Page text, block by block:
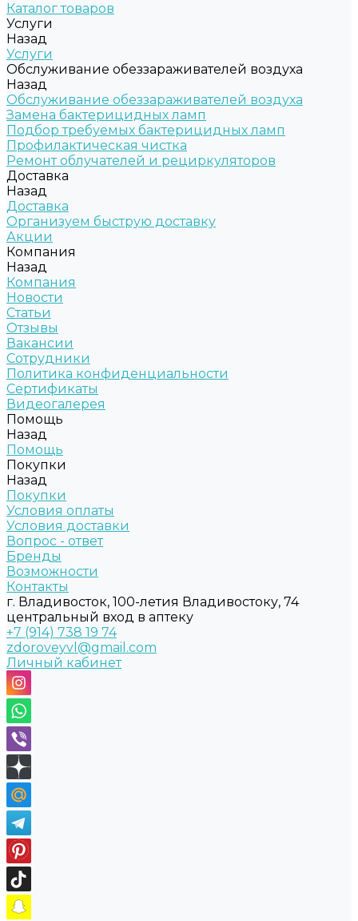
Каталог товаров
Услуги
Назад
Услуги
Обслуживание обеззараживателей воздуха
Назад
Обслуживание обеззараживателей воздуха
Замена бактерицидных ламп
Подбор требуемых бактерицидных ламп
Профилактическая чистка
Ремонт облучателей и рециркуляторов
Доставка
Назад
Доставка
Организуем быструю доставку
Акции
Компания
Назад
Компания
Новости
Статьи
Отзывы
Вакансии
Сотрудники
Политика конфиденциальности
Сертификаты
Видеогалерея
Помощь
Назад
Помощь
Покупки
Назад
Покупки
Условия оплаты
Условия доставки
Вопрос - ответ
Бренды
Возможности
Контакты
г. Владивосток, 100-летия Владивостоку, 74
центральный вход в аптеку
+7 (914) 738 19 74
zdoroveyvl@gmail.com
Личный кабинет